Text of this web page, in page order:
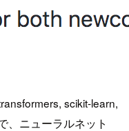
scikit-learn,
、ニューラルネット